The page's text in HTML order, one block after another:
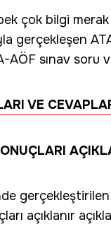
çok bilgi
gerçekleşen
AÖF sınav soru
VE
gerçekleştirilen
açıklanır